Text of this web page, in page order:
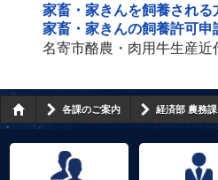
家畜・家きんを飼養される
家畜・家きんの飼養許可申
名寄市酪農・肉用牛生産近
各課のご案内 経済部 農務課